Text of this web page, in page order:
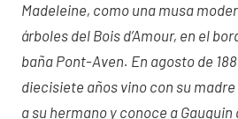
Madeleine, como una musa
árboles del Bois d’Amour, en el
baña Pont-Aven. En agosto de
diecisiete años vino con su
a su hermano y conoce a Gauguin